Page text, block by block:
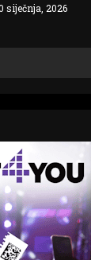
siječnja, 2026